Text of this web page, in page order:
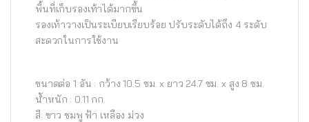
พื้นที่เก็บรองเท้าได้มากขึ้น
รองเท้าวางเป็นระเบียบเรียบร้อย ปรับระดับได้ถึง 4 ระดับ
สะดวกในการใช้งาน
ขนาดต่อ 1 อัน : กว้าง 10.5 ซม. x ยาว 24.7 ซม. x สูง 8 ซม.
น้ำหนัก : 0.11 กก.
สี: ขาว ชมพู ฟ้า เหลือง ม่วง